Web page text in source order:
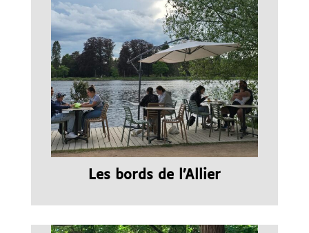
Les bords de l’Allier